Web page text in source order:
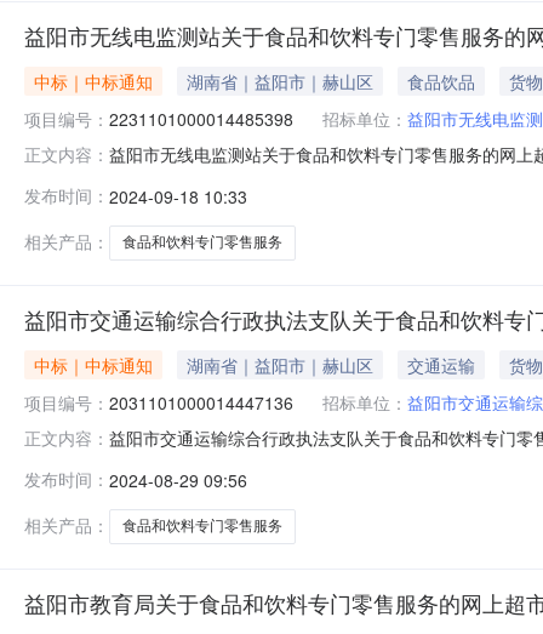
益阳市无线电监测站关于食品和饮料专门零售服务的
中标｜中标通知 湖南省｜益阳市｜赫山区 食品饮品
货物
项目编号： 2231101000014485398 招标单位： 益阳市无线电监
正文内容： 益阳市无线电监测站关于食品和饮料专门零售服务的网
编码:430999项目所在行政区划名称:益阳市本级报价起
发布时间： 2024-09-18 10:33
相关产品：
食品和饮料专门零售服务
益阳市交通运输综合行政执法支队关于食品和饮料专
中标｜中标通知 湖南省｜益阳市｜赫山区 交通运输
货物
项目编号： 2031101000014447136 招标单位： 益阳市交通运输
正文内容： 益阳市交通运输综合行政执法支队关于食品和饮料专门
在行政区划编码:430999项目所在行政区划名称:益阳市
发布时间： 2024-08-29 09:56
相关产品：
食品和饮料专门零售服务
益阳市教育局关于食品和饮料专门零售服务的网上超